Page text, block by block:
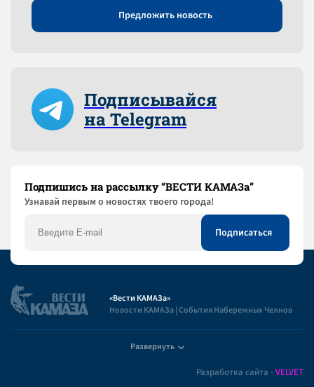
Предложить новость
Подписывайся
на Telegram
Подпишись на рассылку “ВЕСТИ КАМАЗа”
Узнaвай первым о новостях твоего города!
«Вести КАМАЗа»
Новости КАМАЗа | События Набережных Челнов
Развернуть
Разработка сайта -VELVET